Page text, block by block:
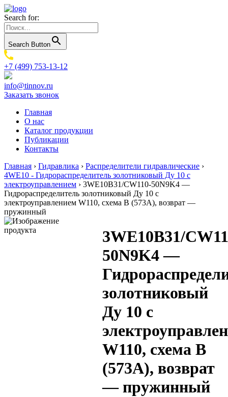
Search for:
Search Button
+7 (499) 753-13-12
info@tinnov.ru
Заказать звонок
Главная
О нас
Каталог продукции
Публикации
Контакты
Главная › Гидравлика › Распределители гидравлические ›
4WE10 - Гидрораспределитель золотниковый Ду 10 с
электроуправлением › 3WE10B31/CW110-50N9K4 —
Гидрораспределитель золотниковый Ду 10 с
электроуправлением W110, схема B (573A), возврат —
пружинный
3WE10B31/
50N9K4 —
золотниковый
Ду 10 с
W110, схема B
(573A), возврат
— пружинный